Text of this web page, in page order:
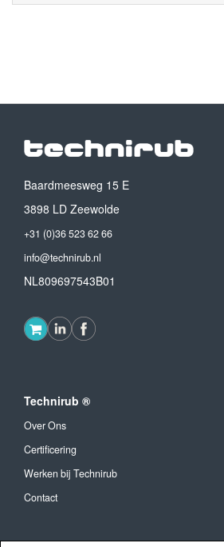
Baardmeesweg 15 E
3898 LD Zeewolde
+31 (0)36 523 62 66
info@technirub.nl
NL809697543B01
Technirub ®
Over Ons
Certificering
Werken bij Technirub
Contact